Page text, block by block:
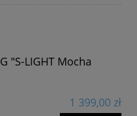
"S-LIGHT Mocha
1 399,00 zł